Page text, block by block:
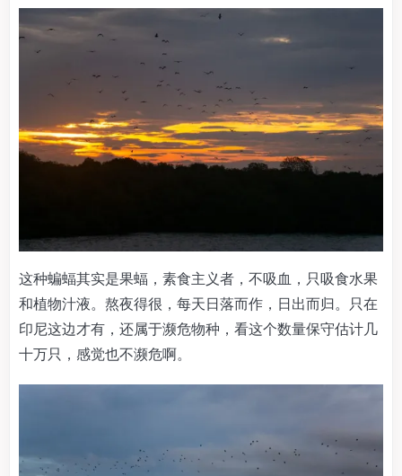
这种蝙蝠其实是果蝠，素食主义者，不吸血，只吸食水果
和植物汁液。熬夜得很，每天日落而作，日出而归。只在
印尼这边才有，还属于濒危物种，看这个数量保守估计几
十万只，感觉也不濒危啊。